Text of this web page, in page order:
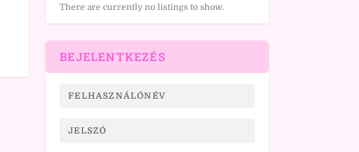
There are currently no listings to show.
BEJELENTKEZÉS